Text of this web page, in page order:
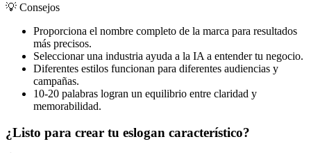
💡 Consejos
Proporciona el nombre completo de la marca para resultados
más precisos.
Seleccionar una industria ayuda a la IA a entender tu negocio.
Diferentes estilos funcionan para diferentes audiencias y
campañas.
10-20 palabras logran un equilibrio entre claridad y
memorabilidad.
¿Listo para crear tu eslogan característico?